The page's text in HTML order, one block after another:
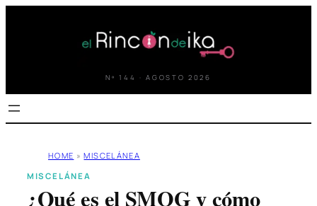
Nº 144 · AGOSTO 2026
HOME » MISCELÁNEA
MISCELÁNEA
¿Qué es el SMOG y cómo